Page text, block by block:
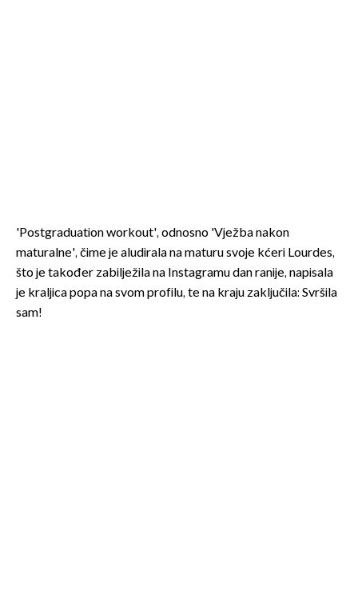
'Postgraduation workout', odnosno 'Vježba nakon
maturalne', čime je aludirala na maturu svoje kćeri Lourdes,
što je također zabilježila na Instagramu dan ranije, napisala
je kraljica popa na svom profilu, te na kraju zaključila: Svršila
sam!